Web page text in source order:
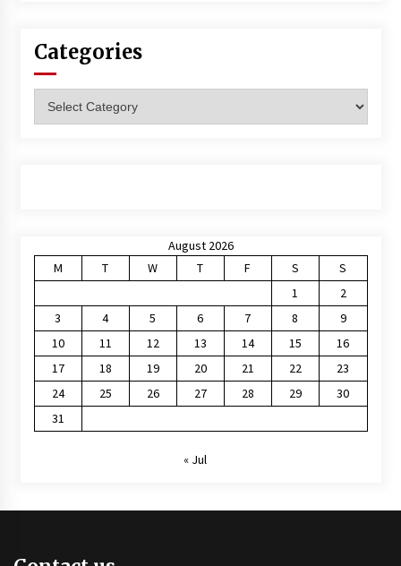
Categories
August 2026
M
T W T F S
S
1
2
3
4 5 6 7 8
9
10
11 12 13 14 15
16
17
18 19 20 21 22
23
24
25 26 27 28 29
30
31
« Jul